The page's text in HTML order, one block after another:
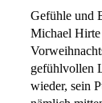
Gefühle und
Michael Hirte
gefühlvollen
wieder, sein